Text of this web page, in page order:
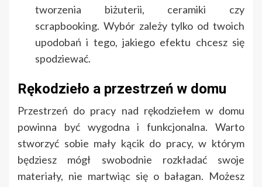
tworzenia biżuterii, ceramiki czy
scrapbooking. Wybór zależy tylko od twoich
upodobań i tego, jakiego efektu chcesz się
spodziewać.
Rękodzieło a przestrzeń w domu
Przestrzeń do pracy nad rękodziełem w domu
powinna być wygodna i funkcjonalna. Warto
stworzyć sobie mały kącik do pracy, w którym
będziesz mógł swobodnie rozkładać swoje
materiały, nie martwiąc się o bałagan. Możesz